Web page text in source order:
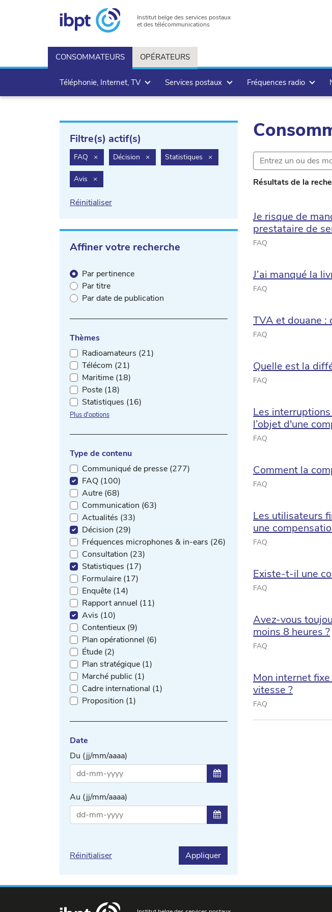
Institut belge des services postaux
et des télécommunications
CONSOMMATEURS OPÉRATEURS
Téléphonie, Internet, TV Services postaux Fréquences radio
Filtre(s) actif(s)
FAQ ×filter.delete
Décision ×filter.delete
Statistiques ×filter.delete
Avis ×filter.delete
Réinitialiser
Affiner votre recherche
Par pertinence
Par titre
Par date de publication
Thèmes
Radioamateurs (21)
Télécom (21)
Maritime (18)
Poste (18)
Statistiques (16)
Plus d'options
Type de contenu
Communiqué de presse (277)
FAQ (100)
Autre (68)
Communication (63)
Actualités (33)
Décision (29)
Fréquences microphones & in-ears (26)
Consultation (23)
Statistiques (17)
Formulaire (17)
Enquête (14)
Rapport annuel (11)
Avis (10)
Contentieux (9)
Plan opérationnel (6)
Étude (2)
Plan stratégique (1)
Marché public (1)
Cadre international (1)
Proposition (1)
Date
Du (jj/mm/aaaa)
Sélectionner une date ...
Au (jj/mm/aaaa)
Sélectionner une date ...
Réinitialiser Appliquer
Résultats de la
Je risque de
prestataire de
FAQ
J’ai manqué la
FAQ
TVA et douane :
FAQ
Quelle est la
FAQ
Les
l’objet d'une
FAQ
Comment la
FAQ
Les utilisateurs
une
FAQ
Existe-t-il une
FAQ
Avez-vous
moins 8 heures ?
FAQ
Mon internet
vitesse ?
FAQ